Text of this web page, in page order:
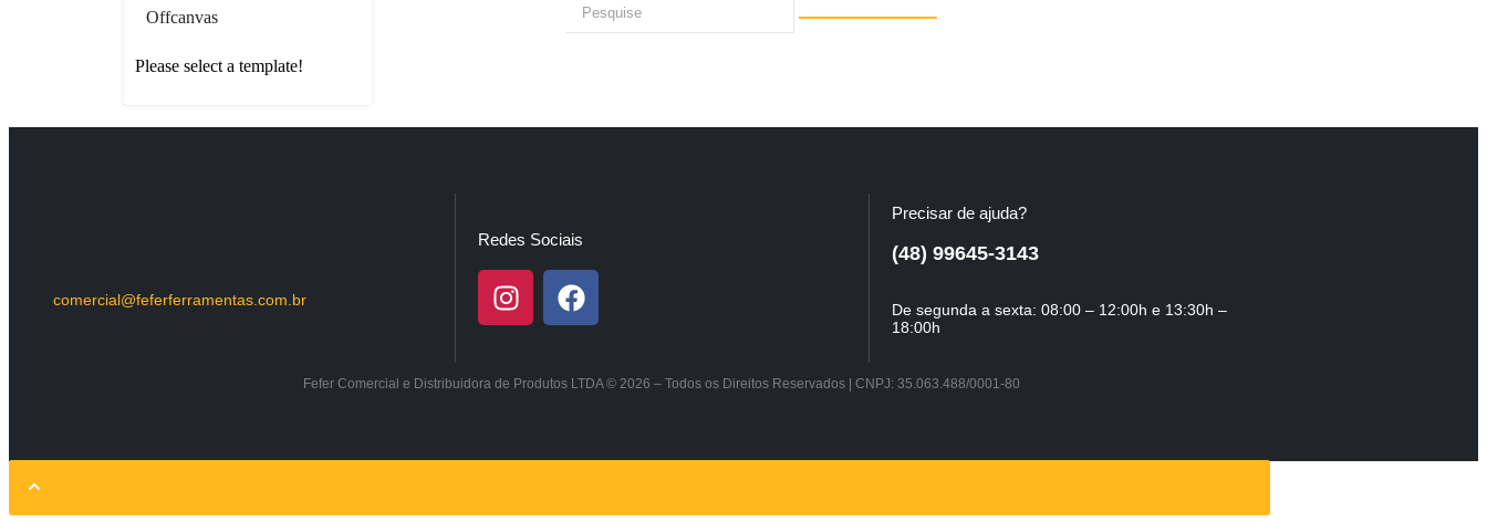
Offcanvas
Please select a template!
comercial@feferferramentas.com.br
Redes Sociais
Precisar de ajuda?
(48) 99645-3143
De segunda a sexta: 08:00 – 12:00h e 13:30h –
18:00h
Fefer Comercial e Distribuidora de Produtos LTDA © 2026 – Todos os Direitos Reservados | CNPJ: 35.063.488/0001-80